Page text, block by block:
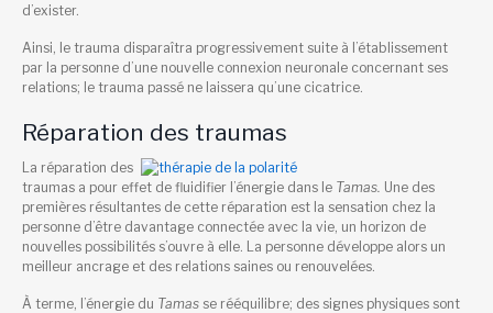
d’exister.
Ainsi, le trauma disparaîtra progressivement suite à l’établissement
par la personne d’une nouvelle connexion neuronale concernant ses
relations; le trauma passé ne laissera qu’une cicatrice.
Réparation des traumas
La réparation des
traumas a pour effet de fluidifier l’énergie dans le Tamas. Une des
premières résultantes de cette réparation est la sensation chez la
personne d’être davantage connectée avec la vie, un horizon de
nouvelles possibilités s’ouvre à elle. La personne développe alors un
meilleur ancrage et des relations saines ou renouvelées.
À terme, l’énergie du Tamas se rééquilibre; des signes physiques sont